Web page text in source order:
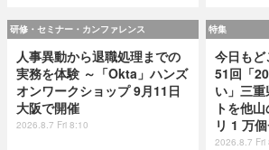
研修・セミナー・カンファレンス
人事異動から退職処理までの
実務を体験 ～「Okta」ハンズ
オンワークショップ 9月11日
大阪で開催
2026.8.7 Fri 8:10
特集
今日も
51回「
い」三
トを他
リ 1 万
2026.8.7 Fri